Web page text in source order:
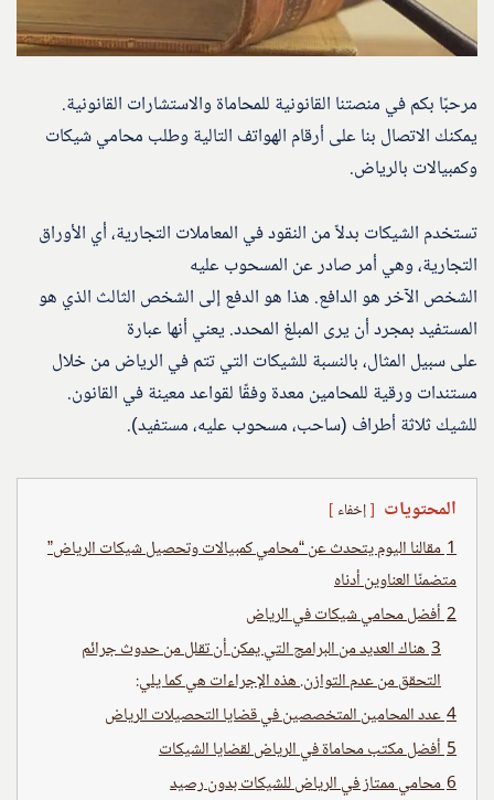
مرحبًا بكم في منصتنا القانونية للمحاماة والاستشارات القانونية.
يمكنك الاتصال بنا على أرقام الهواتف التالية وطلب محامي شيكات
وكمبيالات بالرياض.
تستخدم الشيكات بدلاً من النقود في المعاملات التجارية، أي الأوراق
التجارية، وهي أمر صادر عن المسحوب عليه
الشخص الآخر هو الدافع. هذا هو الدفع إلى الشخص الثالث الذي هو
المستفيد بمجرد أن يرى المبلغ المحدد. يعني أنها عبارة
على سبيل المثال، بالنسبة للشيكات التي تتم في الرياض من خلال
مستندات ورقية للمحامين معدة وفقًا لقواعد معينة في القانون.
للشيك ثلاثة أطراف (ساحب، مسحوب عليه، مستفيد).
المحتويات إخفاء
1مقالنا اليوم يتحدث عن “محامي كمبيالات وتحصيل شيكات الرياض”
متضمنًا العناوين أدناه
2أفضل محامي شيكات في الرياض
3هناك العديد من البرامج التي يمكن أن تقلل من حدوث جرائم
التحقق من عدم التوازن. هذه الإجراءات هي كما يلي:
4عدد المحامين المتخصصين في قضايا التحصيلات الرياض
5أفضل مكتب محاماة في الرياض لقضايا الشيكات
6محامي ممتاز في الرياض للشيكات بدون رصيد